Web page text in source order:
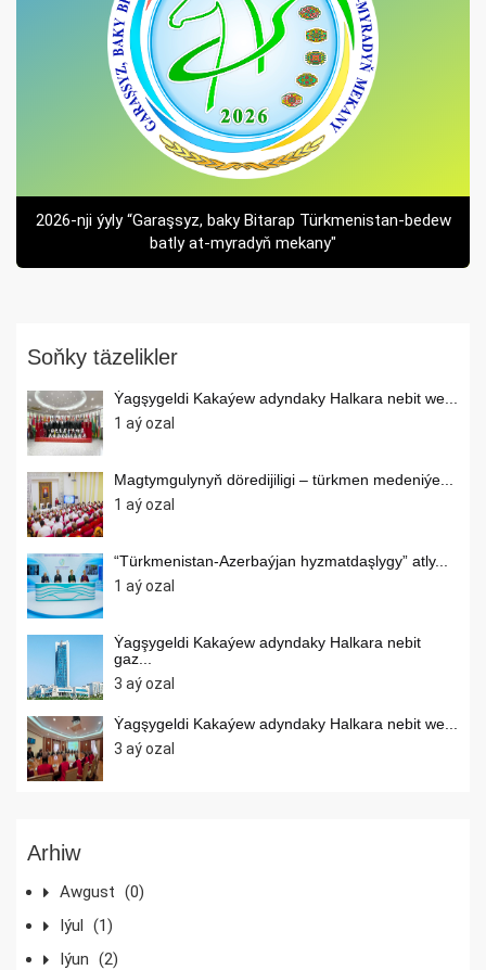
2026-nji ýyly “Garaşsyz, baky Bitarap Türkmenistan-bedew
batly at-myradyň mekany"
Soňky täzelikler
Ýagşygeldi Kakaýew adyndaky Halkara nebit we...
1 aý ozal
Magtymgulynyň döredijiligi – türkmen medeniýe...
1 aý ozal
“Türkmenistan-Azerbaýjan hyzmatdaşlygy” atly...
1 aý ozal
Ýagşygeldi Kakaýew adyndaky Halkara nebit
gaz...
3 aý ozal
Ýagşygeldi Kakaýew adyndaky Halkara nebit we...
3 aý ozal
Arhiw
Awgust (0)
Iýul (1)
Iýun (2)